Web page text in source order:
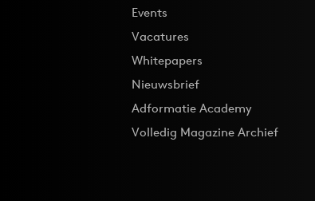
Events
Vacatures
Whitepapers
Nieuwsbrief
Adformatie Academy
Volledig Magazine Archief